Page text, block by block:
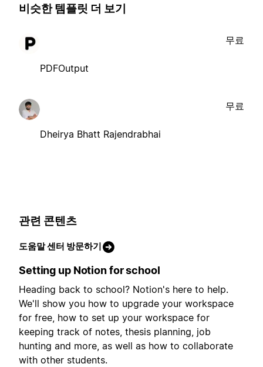
비슷한 템플릿 더 보기
PDFOutput
무료
Dheirya Bhatt Rajendrabhai
무료
관련 콘텐츠
도움말 센터 방문하기
Setting up Notion for school
Heading back to school? Notion's here to help.
We'll show you how to upgrade your workspace
for free, how to set up your workspace for
keeping track of notes, thesis planning, job
hunting and more, as well as how to collaborate
with other students.